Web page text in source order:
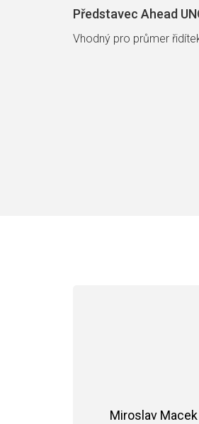
Představec Ahead
Vhodný pro průmer
Miroslav Macek